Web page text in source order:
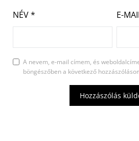
NÉV* E-
A nevem, e-mail címem, és
böngészőben a következő